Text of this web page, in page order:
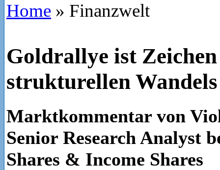
Home » Finanzwelt
Goldrallye ist Zeichen
strukturellen Wandels
Marktkommentar von
Senior Research Analyst
Shares & Income Shares